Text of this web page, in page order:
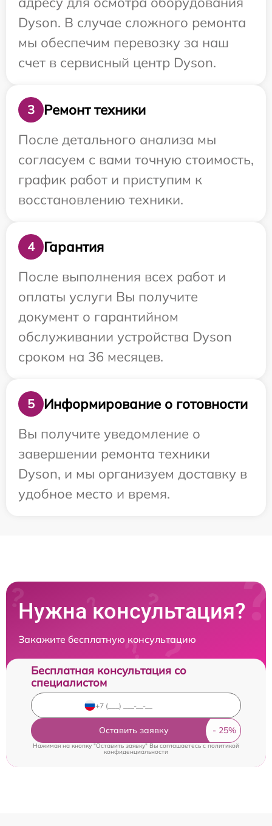
Dyson. В случае сложного ремонта
мы обеспечим перевозку за наш
счет в сервисный центр Dyson.
3
Ремонт техники
После детального анализа мы
согласуем с вами точную стоимость,
график работ и приступим к
восстановлению техники.
4
Гарантия
После выполнения всех работ и
оплаты услуги Вы получите
документ о гарантийном
обслуживании устройства Dyson
сроком на 36 месяцев.
5
Информирование о готовности
Вы получите уведомление о
завершении ремонта техники
Dyson, и мы организуем доставку в
удобное место и время.
Нужна консультация?
Закажите бесплатную консультацию
Бесплатная консультация со
специалистом
Оставить заявку
Нажимая на кнопку "Оставить заявку" Вы соглашаетесь cполитикой
конфиденциальности